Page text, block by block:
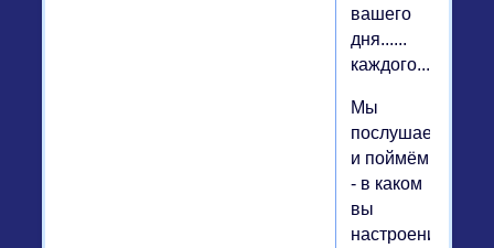
вашего
дня......
каждого....
Мы
послушаем
и поймём
- в каком
вы
настроении